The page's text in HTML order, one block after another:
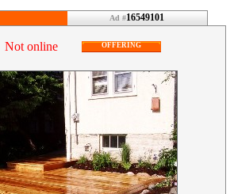
Ad #16549101
Not online OFFERING